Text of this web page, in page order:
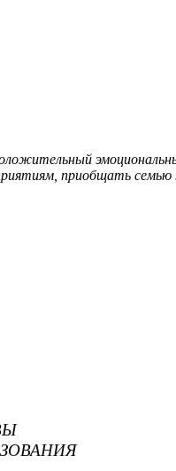
приобщать семью